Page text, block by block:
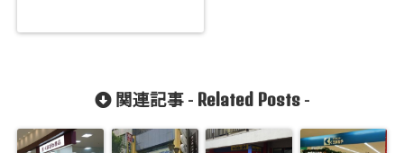
関連記事 - Related Posts-